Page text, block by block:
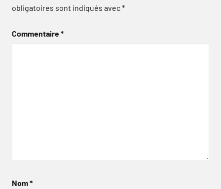
obligatoires sont indiqués avec*
Commentaire*
Nom*